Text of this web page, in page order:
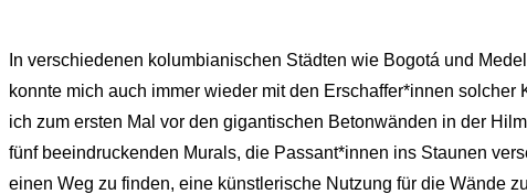
In verschiedenen kolumbianischen Städten wie Bogotá und
konnte mich auch immer wieder mit den Erschaffer*innen
ich zum ersten Mal vor den gigantischen Betonwänden in der
fünf beeindruckenden Murals, die Passant*innen ins Staunen
einen Weg zu finden, eine künstlerische Nutzung für die Wände